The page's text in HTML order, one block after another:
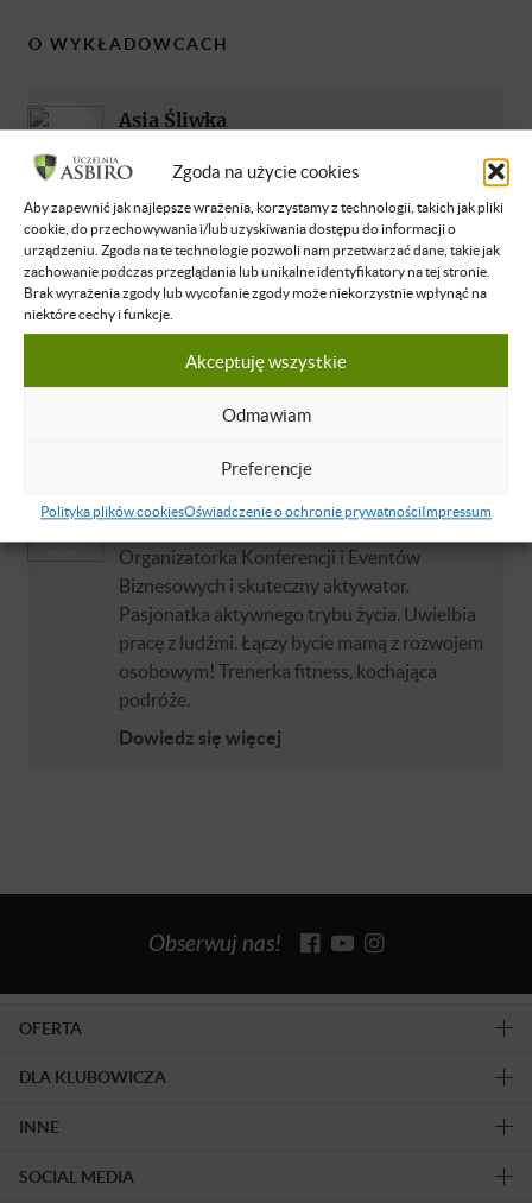
Zgoda na użycie cookies
Aby zapewnić jak najlepsze wrażenia, korzystamy z technologii, takich jak pliki
cookie, do przechowywania i/lub uzyskiwania dostępu do informacji o
urządzeniu. Zgoda na te technologie pozwoli nam przetwarzać dane, takie jak
zachowanie podczas przeglądania lub unikalne identyfikatory na tej stronie.
Brak wyrażenia zgody lub wycofanie zgody może niekorzystnie wpłynąć na
niektóre cechy i funkcje.
Akceptuję wszystkie
Odmawiam
Preferencje
Polityka plików cookiesOświadczenie o ochronie prywatnościImpressum
O WYKŁADOWCACH
Asia Śliwka
2014-2020 była odpowiedzialna za
budowanie asbirowego zespołu, kultury
organizacyjnej i silnych fundamentów w
działalności operacyjnej szkoły. Od 2019
roku, gdy ASBiRO uzyskało status uczelni,
zajmuje stanowisko kanclerza. Obecnie
Dowiedz się więcej
Katarzyna Czubak
Organizatorka Konferencji i Eventów
Biznesowych i skuteczny aktywator.
Pasjonatka aktywnego trybu życia. Uwielbia
pracę z ludźmi. Łączy bycie mamą z rozwojem
osobowym! Trenerka fitness, kochająca
podróże.
Dowiedz się więcej
Obserwuj nas!
OFERTA
DLA KLUBOWICZA
INNE
SOCIAL MEDIA